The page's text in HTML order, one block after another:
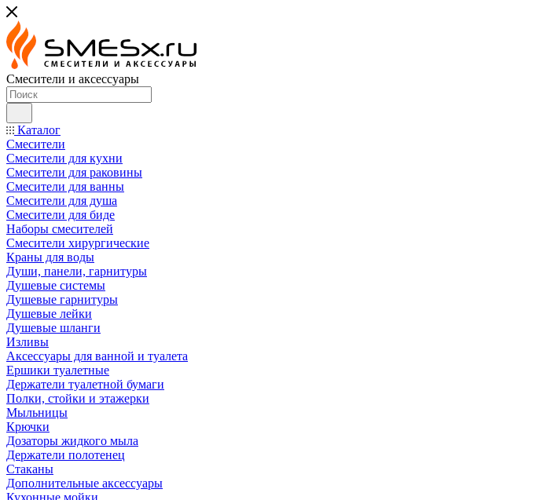
Смесители и аксессуары
Каталог
Смесители
Смесители для кухни
Смесители для раковины
Смесители для ванны
Смесители для душа
Смесители для биде
Наборы смесителей
Смесители хирургические
Краны для воды
Души, панели, гарнитуры
Душевые системы
Душевые гарнитуры
Душевые лейки
Душевые шланги
Изливы
Аксессуары для ванной и туалета
Ершики туалетные
Держатели туалетной бумаги
Полки, стойки и этажерки
Мыльницы
Крючки
Дозаторы жидкого мыла
Держатели полотенец
Стаканы
Дополнительные аксессуары
Кухонные мойки